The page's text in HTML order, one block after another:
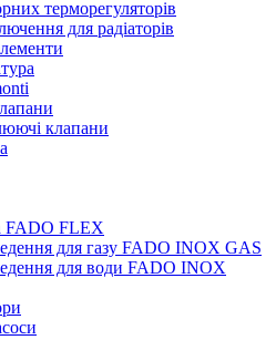
терморегуляторів
для радіаторів
клапани
FADO FLEX
для газу FADO INOX GAS
для води FADO INOX